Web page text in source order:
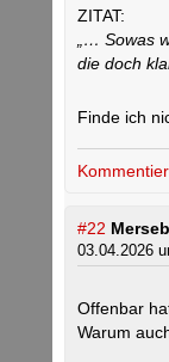
ZITAT:
„… Sowas
die doch
Finde ich
#22
03.04.2026
Offenbar
Warum